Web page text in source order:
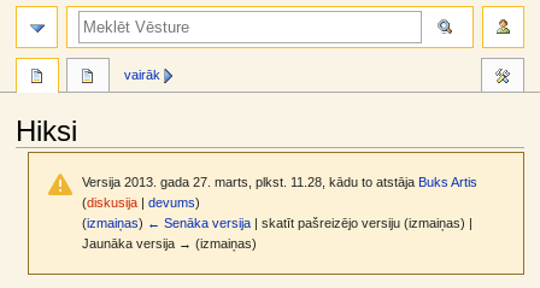
Hiksi
Versija 2013. gada 27. marts, plkst. 11.28, kādu to atstājaBuks Artis
(diskusija |devums)
(izmaiņas) ← Senāka versija | skatīt pašreizējo versiju (izmaiņas) |
Jaunāka versija → (izmaiņas)
vairāk
meklēt